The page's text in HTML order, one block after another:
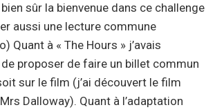
sûr la bienvenue dans ce challenge
aussi une lecture commune
Quant à « The Hours » j’avais
proposer de faire un billet commun
sur le film (j’ai découvert le film
Dalloway). Quant à l’adaptation